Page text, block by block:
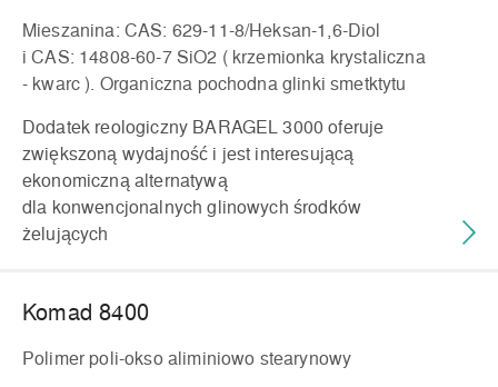
Mieszanina: CAS: 629-11-8/Heksan-1,6-Diol
i CAS: 14808-60-7 SiO2 ( krzemionka krystaliczna
- kwarc ). Organiczna pochodna glinki smetktytu
Dodatek reologiczny BARAGEL 3000 oferuje
zwiększoną wydajność i jest interesującą
ekonomiczną alternatywą
dla konwencjonalnych glinowych środków
żelujących
Komad 8400
Polimer poli-okso aliminiowo stearynowy